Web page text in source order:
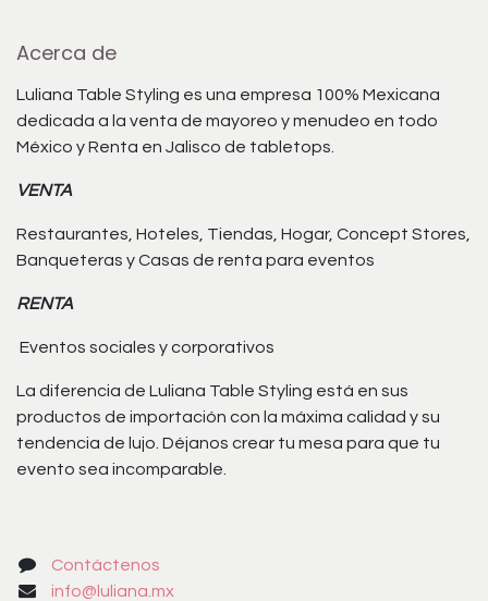
Acerca de
Luliana Table Styling es una empresa 100% Mexicana
dedicada a la venta de mayoreo y menudeo en todo
México y Renta en Jalisco de tabletops.
VENTA
Restaurantes, Hoteles, Tiendas, Hogar, Concept Stores,
Banqueteras y Casas de renta para eventos
RENTA
Eventos sociales y corporativos
La diferencia de Luliana Table Styling está en sus
productos de importación con la máxima calidad y su
tendencia de lujo. Déjanos crear tu mesa para que tu
evento sea incomparable.
Contáctenos
info@luliana.mx